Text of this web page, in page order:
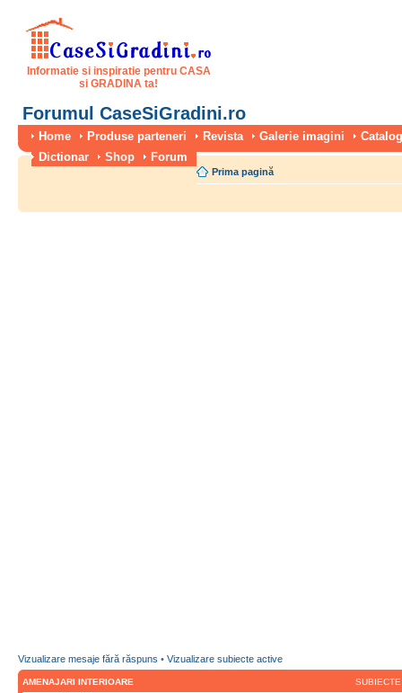
Informatie si inspiratie pentru CASA
si GRADINA ta!
Forumul CaseSiGradini.ro
Home Produse parteneri Revista Galerie imagini
Dictionar
Shop Forum
Prima pagină
Vizualizare mesaje fără răspuns • Vizualizare subiecte active
AMENAJARI INTERIOARE SUBIECTE